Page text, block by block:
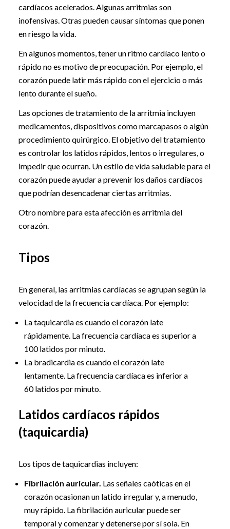
cardíacos acelerados. Algunas arritmias son
inofensivas. Otras pueden causar síntomas que ponen
en riesgo la vida.
En algunos momentos, tener un ritmo cardíaco lento o
rápido no es motivo de preocupación. Por ejemplo, el
corazón puede latir más rápido con el ejercicio o más
lento durante el sueño.
Las opciones de tratamiento de la arritmia incluyen
medicamentos, dispositivos como marcapasos o algún
procedimiento quirúrgico. El objetivo del tratamiento
es controlar los latidos rápidos, lentos o irregulares, o
impedir que ocurran. Un estilo de vida saludable para el
corazón puede ayudar a prevenir los daños cardíacos
que podrían desencadenar ciertas arritmias.
Otro nombre para esta afección es arritmia del
corazón.
Tipos
En general, las arritmias cardíacas se agrupan según la
velocidad de la frecuencia cardíaca. Por ejemplo:
La taquicardia es cuando el corazón late
rápidamente. La frecuencia cardíaca es superior a
100 latidos por minuto.
La bradicardia es cuando el corazón late
lentamente. La frecuencia cardíaca es inferior a
60 latidos por minuto.
Latidos cardíacos rápidos
(taquicardia)
Los tipos de taquicardias incluyen:
Fibrilación auricular. Las señales caóticas en el
corazón ocasionan un latido irregular y, a menudo,
muy rápido. La fibrilación auricular puede ser
temporal y comenzar y detenerse por sí sola. En